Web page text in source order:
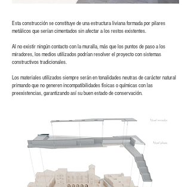
Esta construcción se constituye de una estructura liviana formada por pilares
metálicos que serían cimentados sin afectar a los restos existentes.
Al no existir ningún contacto con la muralla, más que los puntos de paso a los
miradores, los medios utilizados podrían resolver el proyecto con sistemas
constructivos tradicionales.
Los materiales utilizados siempre serán en tonalidades neutras de carácter natural
primando que no generen incompatibilidades físicas o químicas con las
preexistencias, garantizando así su buen estado de conservación.